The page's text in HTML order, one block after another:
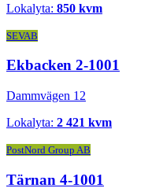
Lokalyta: 850 kvm
SEVAB
Ekbacken 2-1001
Dammvägen 12
Lokalyta: 2 421 kvm
PostNord Group AB
Tärnan 4-1001